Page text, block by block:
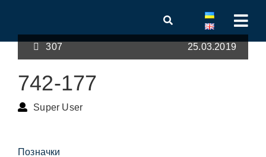
307 25.03.2019
742-177
Super User
Позначки